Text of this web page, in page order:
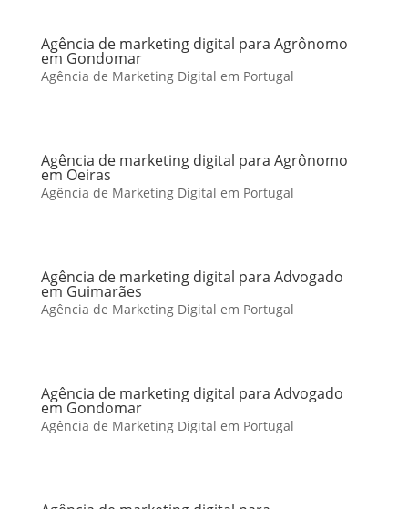
Agência de marketing digital para Agrônomo
em Gondomar
Agência de Marketing Digital em Portugal
Agência de marketing digital para Agrônomo
em Oeiras
Agência de Marketing Digital em Portugal
Agência de marketing digital para Advogado
em Guimarães
Agência de Marketing Digital em Portugal
Agência de marketing digital para Advogado
em Gondomar
Agência de Marketing Digital em Portugal